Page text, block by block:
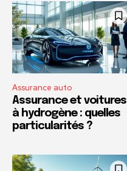
Assurance auto
Assurance et voitures
à hydrogène : quelles
particularités ?